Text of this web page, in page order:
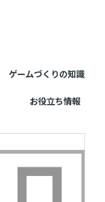
ゲームづくりの知識
お役立ち情報